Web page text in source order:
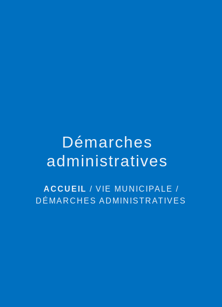
Démarches
administratives
ACCUEIL / VIE MUNICIPALE /
DÉMARCHES ADMINISTRATIVES